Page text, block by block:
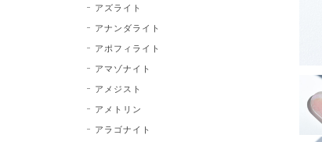
アズライト
アナンダライト
アポフィライト
アマゾナイト
アメジスト
アメトリン
アラゴナイト